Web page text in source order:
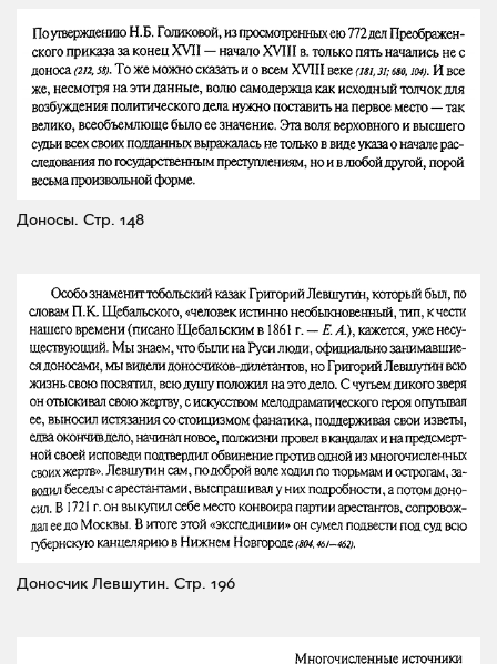
Доносы. Стр. 148
Доносчик Левшутин. Стр. 196